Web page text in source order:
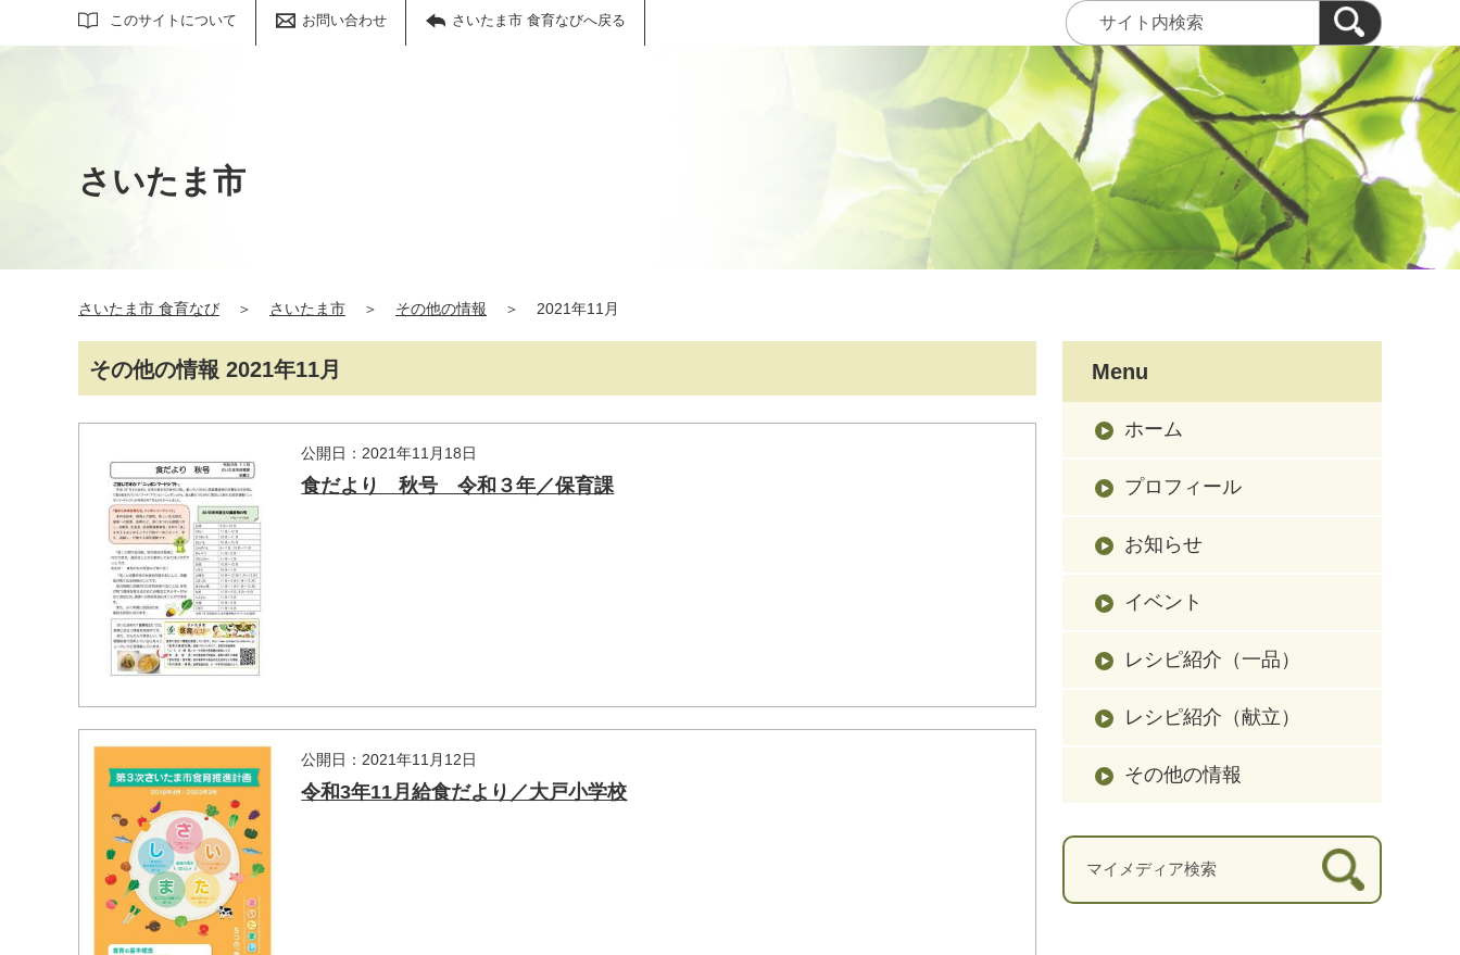
このサイトについて お問い合わせ さいたま市 食育なびへ戻る
サイト内検索
さいたま市
さいたま市 食育なび ＞ さいたま市 ＞ その他の情報 ＞ 2021年11月
その他の情報 2021年11月
公開日：2021年11月18日
食だより 秋号 令和３年／保育課
公開日：2021年11月12日
令和3年11月給食だより／大戸小学校
Menu
ホーム
プロフィール
お知らせ
イベント
レシピ紹介（一品）
レシピ紹介（献立）
その他の情報
マイメディア検索